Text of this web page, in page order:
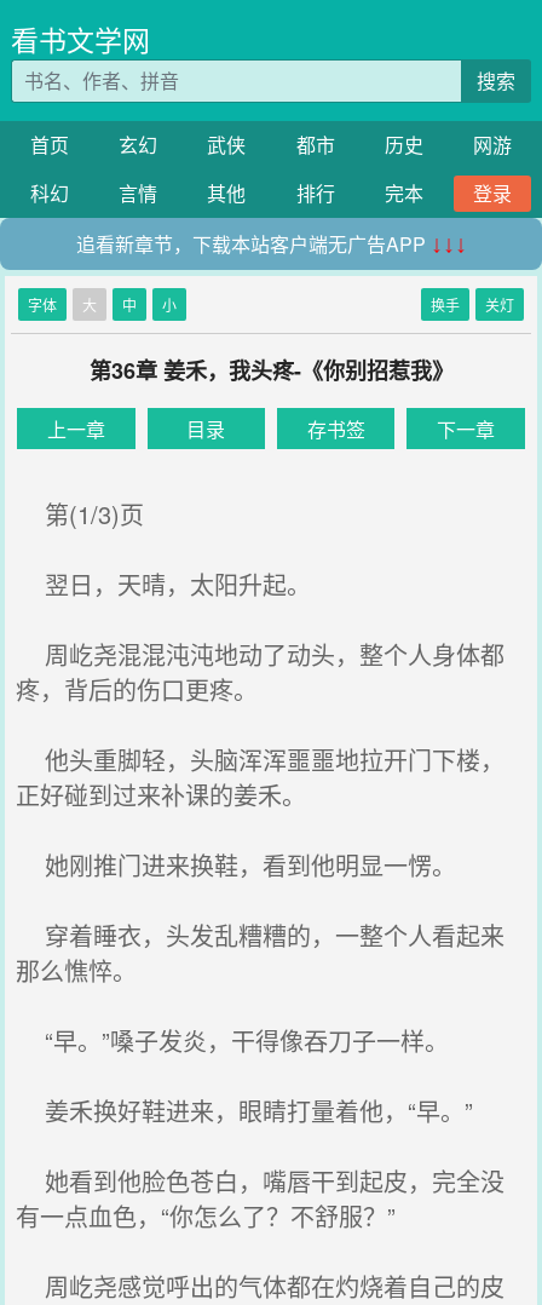
看书文学网
搜索
首页 玄幻 武侠 都市 历史
网游
科幻
言情 其他 排行 完本
登录
追看新章节，下载本站客户端无广告APP ↓↓↓
字体 大 中 小 换手 关灯
第36章 姜禾，我头疼-《你别招惹我》
上一章 目录 存书签 下一章
第(1/3)页
翌日，天晴，太阳升起。
周屹尧混混沌沌地动了动头，整个人身体都
疼，背后的伤口更疼。
他头重脚轻，头脑浑浑噩噩地拉开门下楼，
正好碰到过来补课的姜禾。
她刚推门进来换鞋，看到他明显一愣。
穿着睡衣，头发乱糟糟的，一整个人看起来
那么憔悴。
“早。”嗓子发炎，干得像吞刀子一样。
姜禾换好鞋进来，眼睛打量着他，“早。”
她看到他脸色苍白，嘴唇干到起皮，完全没
有一点血色，“你怎么了？不舒服？”
周屹尧感觉呼出的气体都在灼烧着自己的皮